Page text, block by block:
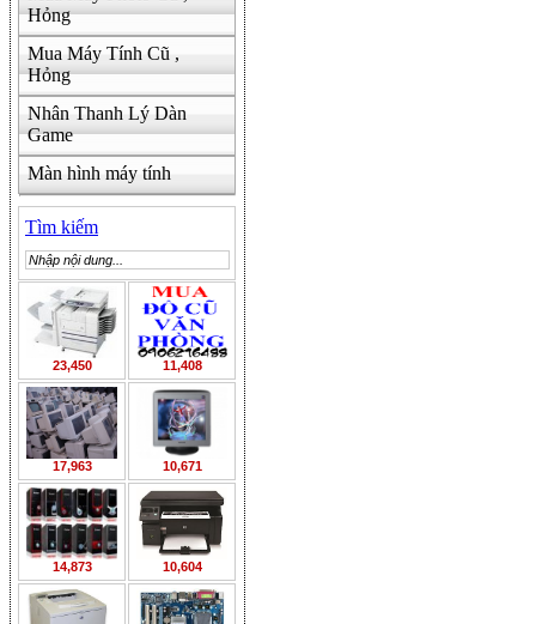
Hỏng
Mua Máy Tính Cũ ,
Hỏng
Nhân Thanh Lý Dàn
Game
Màn hình máy tính
Tìm kiếm
23,450 11,408
17,963 10,671
14,873 10,604